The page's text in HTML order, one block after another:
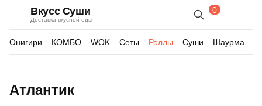
Вкусс Суши
Доставка вкусной еды
ПоискКорзина
0
Онигири КОМБО WOK Сеты Роллы Суши Шаурма
Атлантик
товара